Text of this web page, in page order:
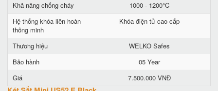
Khả năng chống cháy
1000 - 1200°C
Hệ thống khóa liên hoàn
thông minh
Khóa điện tử cao cấp
Thương hiệu
WELKO Safes
Bảo hành
05 Year
Giá
7.500.000 VNĐ